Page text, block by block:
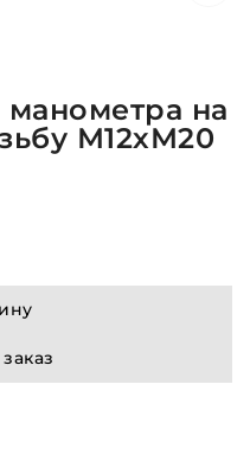
на
М12хМ20